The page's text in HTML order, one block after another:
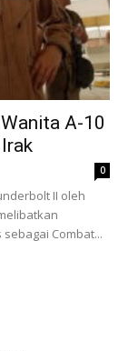
A-10
0
II oleh
Combat...